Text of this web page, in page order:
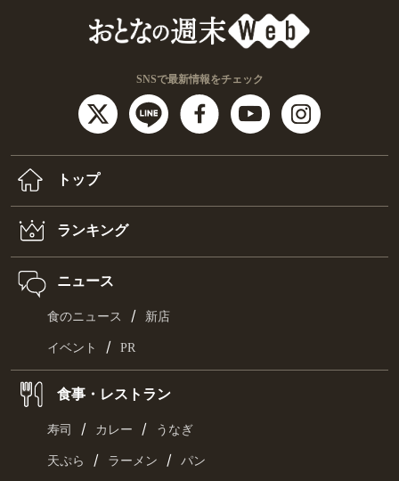
SNSで最新情報をチェック
トップ
ランキング
ニュース
食のニュース / 新店
イベント / PR
食事・レストラン
寿司 / カレー / うなぎ
天ぷら / ラーメン / パン